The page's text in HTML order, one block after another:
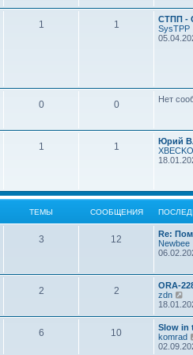
1 1
СТПП -
SysTPP
0 0 Нет
1 1
Юрий
ТЕМЫ СООБЩЕНИЯ
3 12
Re:
Newbee
2 2
ORA-
zdn
е
й
т
и
6 10
Slow in
komrad